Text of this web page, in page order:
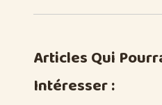
Articles Qui
Intéresser :